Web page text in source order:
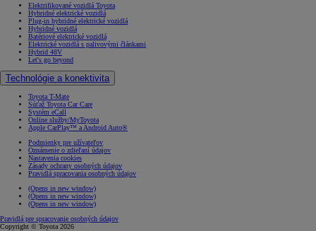
Elektrifikované vozidlá Toyota
Hybridné elektrické vozidlá
Plug-in hybridné elektrické vozidlá
Hybridné vozidlá
Batériové elektrické vozidlá
Elektrické vozidlá s palivovými článkami
Hybrid 48V
Let's go beyond
Technológie a konektivita
Toyota T-Mate
Súťaž Toyota Car Care
Systém eCall
Online služby/MyToyota
Apple CarPlay™ a Android Auto®
Podmienky pre užívateľov
Oznámenie o zdieľaní údajov
Nastavenia cookies
Zásady ochrany osobných údajov
Pravidlá spracovania osobných údajov
(Opens in new window)
(Opens in new window)
(Opens in new window)
Pravidlá pre spracovanie osobných údajov
Copyright © Toyota 2026